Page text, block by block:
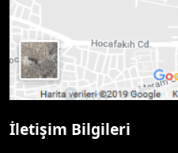
İletişim Bilgileri